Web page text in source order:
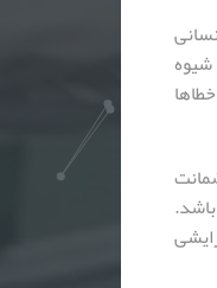
باشد.